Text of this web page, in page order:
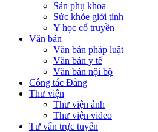
Sản phụ khoa
Sức khỏe giới tính
Y học cổ truyền
Văn bản
Văn bản pháp luật
Văn bản y tế
Văn bản nội bộ
Công tác Đảng
Thư viện
Thư viện ảnh
Thư viện video
Tư vấn trực tuyến